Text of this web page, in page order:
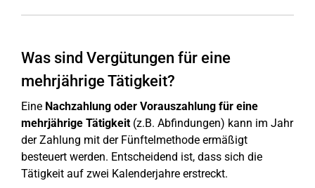
Was sind Vergütungen für eine
mehrjährige Tätigkeit?
Eine Nachzahlung oder Vorauszahlung für eine
mehrjährige Tätigkeit(z.B. Abfindungen) kann im Jahr
der Zahlung mit der Fünftelmethode ermäßigt
besteuert werden. Entscheidend ist, dass sich die
Tätigkeit auf zwei Kalenderjahre erstreckt.